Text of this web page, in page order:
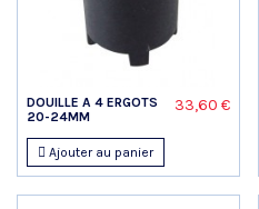
DOUILLE A 4 ERGOTS
20-24MM
33,60 €
Ajouter au panier